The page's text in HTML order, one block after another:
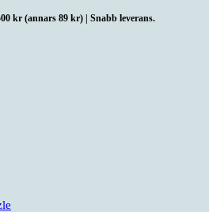
kr (annars 89 kr) | Snabb leverans.